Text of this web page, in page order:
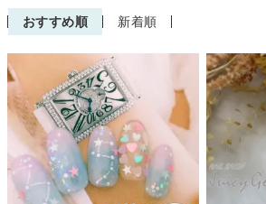
おすすめ順 新着順